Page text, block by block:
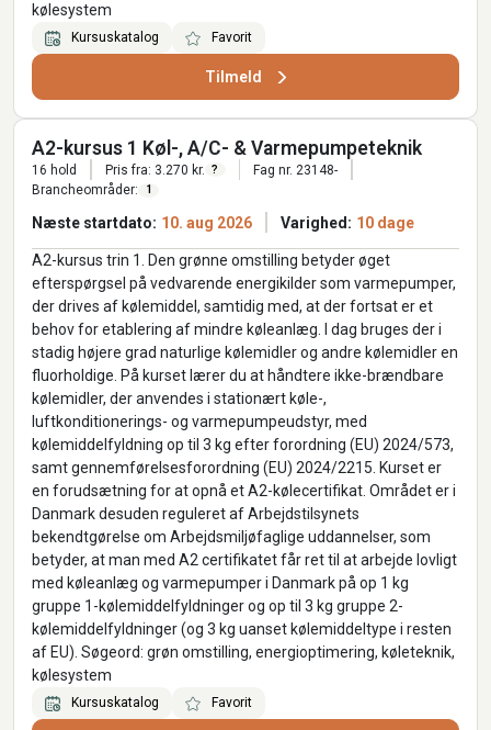
kølesystem
Kursuskatalog Favorit
Tilmeld
A2-kursus 1 Køl-, A/C- & Varmepumpeteknik
16 hold Pris fra: 3.270 kr. ?
Fag nr. 23148-
Brancheområder:
1
Næste startdato: 10. aug 2026 Varighed: 10 dage
A2-kursus trin 1. Den grønne omstilling betyder øget
efterspørgsel på vedvarende energikilder som varmepumper,
der drives af kølemiddel, samtidig med, at der fortsat er et
behov for etablering af mindre køleanlæg. I dag bruges der i
stadig højere grad naturlige kølemidler og andre kølemidler en
fluorholdige. På kurset lærer du at håndtere ikke-brændbare
kølemidler, der anvendes i stationært køle-,
luftkonditionerings- og varmepumpeudstyr, med
kølemiddelfyldning op til 3 kg efter forordning (EU) 2024/573,
samt gennemførelsesforordning (EU) 2024/2215. Kurset er
en forudsætning for at opnå et A2-kølecertifikat. Området er i
Danmark desuden reguleret af Arbejdstilsynets
bekendtgørelse om Arbejdsmiljøfaglige uddannelser, som
betyder, at man med A2 certifikatet får ret til at arbejde lovligt
med køleanlæg og varmepumper i Danmark på op 1 kg
gruppe 1-kølemiddelfyldninger og op til 3 kg gruppe 2-
kølemiddelfyldninger (og 3 kg uanset kølemiddeltype i resten
af EU). Søgeord: grøn omstilling, energioptimering, køleteknik,
kølesystem
Kursuskatalog Favorit